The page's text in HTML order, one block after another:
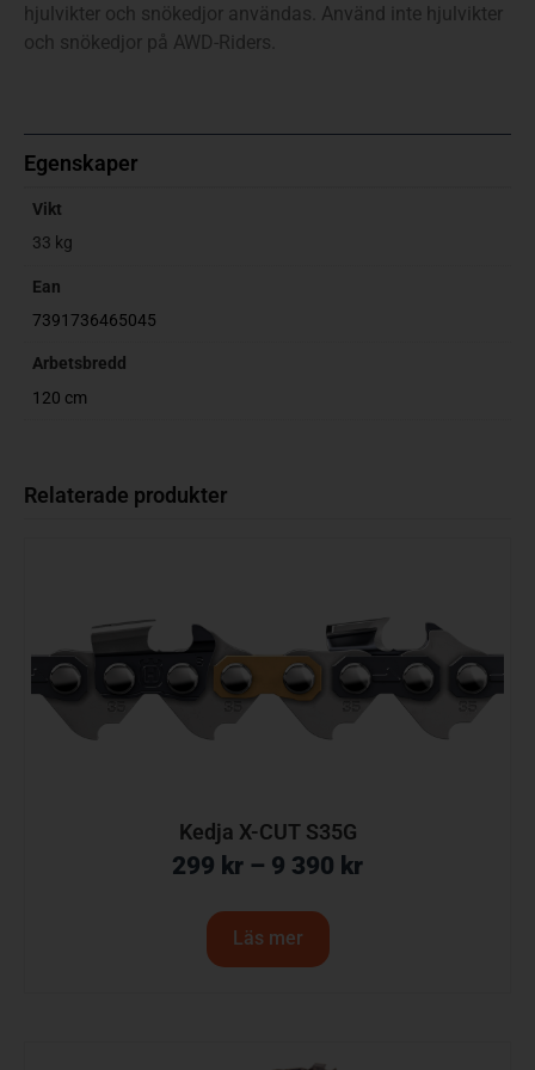
hjulvikter och snökedjor användas. Använd inte hjulvikter
och snökedjor på AWD-Riders.
Egenskaper
Vikt
33 kg
Ean
7391736465045
Arbetsbredd
120 cm
Relaterade produkter
Kedja X-CUT S35G
299 kr – 9 390 kr
Läs mer